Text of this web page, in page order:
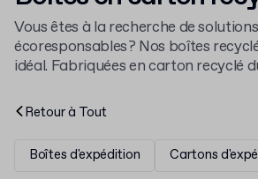
Vous êtes à la recherche de
écoresponsables ? Nos boîtes
idéal. Fabriquées en carton recyclé
respectueux de l’environnement et
postales recyclées polyvalentes,
protéger vos produits lors de l’envoi.
Retour à Tout
Boîtes d'expédition Cartons